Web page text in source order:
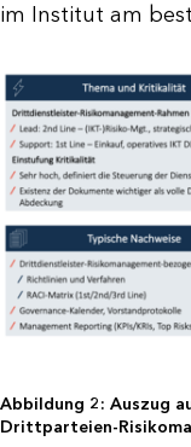
im Institut am
Abbildung 2: Auszug
Drittparteien-